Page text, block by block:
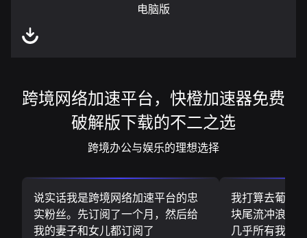
电脑版
跨境网络加速平台，快橙加速器免费
破解版下载的不二之选
跨境办公与娱乐的理想选择
说实话我是跨境网络加速平台的忠
实粉丝。先订阅了一个月，然后给
我的妻子和女儿都订阅了
我打算去葡萄
块尾流冲浪板
几乎所有我需